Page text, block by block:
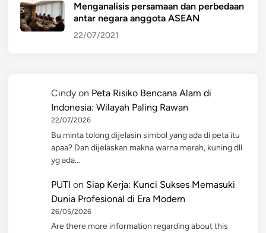
Menganalisis persamaan dan perbedaan
antar negara anggota ASEAN
22/07/2021
Cindy on Peta Risiko Bencana Alam di
Indonesia: Wilayah Paling Rawan
22/07/2026
Bu minta tolong dijelasin simbol yang ada di peta itu
apaa? Dan dijelaskan makna warna merah, kuning dll
yg ada…
PUTI on Siap Kerja: Kunci Sukses Memasuki
Dunia Profesional di Era Modern
26/05/2026
Are there more information regarding about this